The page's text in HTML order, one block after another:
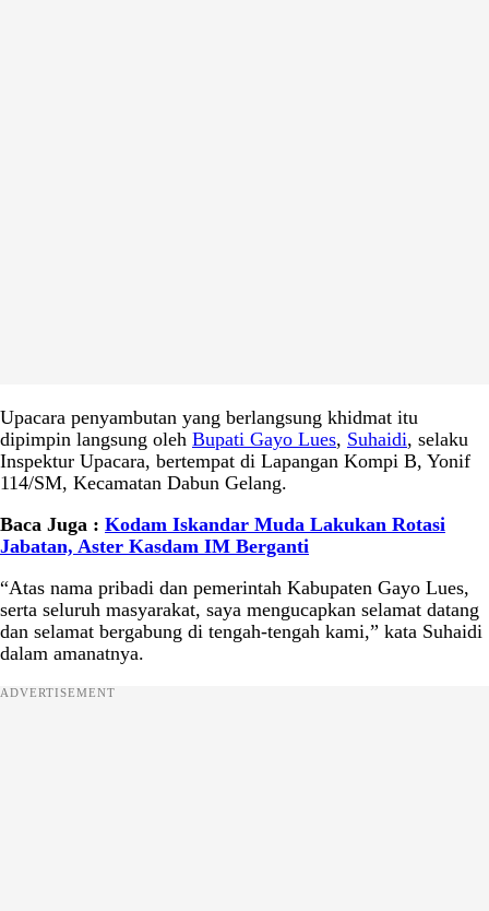
Upacara penyambutan yang berlangsung khidmat itu
dipimpin langsung oleh Bupati Gayo Lues, Suhaidi, selaku
Inspektur Upacara, bertempat di Lapangan Kompi B, Yonif
114/SM, Kecamatan Dabun Gelang.
Baca Juga : Kodam Iskandar Muda Lakukan Rotasi
Jabatan, Aster Kasdam IM Berganti
“Atas nama pribadi dan pemerintah Kabupaten Gayo Lues,
serta seluruh masyarakat, saya mengucapkan selamat datang
dan selamat bergabung di tengah-tengah kami,” kata Suhaidi
dalam amanatnya.
ADVERTISEMENT